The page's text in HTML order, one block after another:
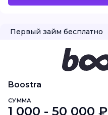
Первый займ бесплатно
Boostra
СУММА
1 000 - 50 000 ₽